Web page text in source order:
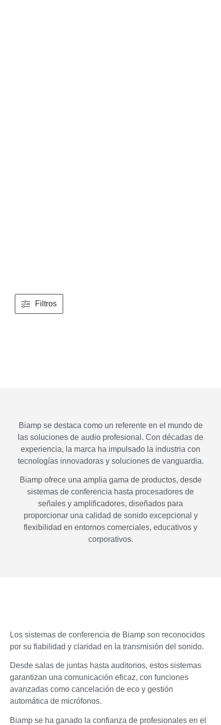
Filtros
Biamp se destaca como un referente en el mundo de
las soluciones de audio profesional. Con décadas de
experiencia, la marca ha impulsado la industria con
tecnologías innovadoras y soluciones de vanguardia.
Biamp ofrece una amplia gama de productos, desde
sistemas de conferencia hasta procesadores de
señales y amplificadores, diseñados para
proporcionar una calidad de sonido excepcional y
flexibilidad en entornos comerciales, educativos y
corporativos.
Los sistemas de conferencia de Biamp son reconocidos
por su fiabilidad y claridad en la transmisión del sonido.
Desde salas de juntas hasta auditorios, estos sistemas
garantizan una comunicación eficaz, con funciones
avanzadas como cancelación de eco y gestión
automática de micrófonos.
Biamp se ha ganado la confianza de profesionales en el